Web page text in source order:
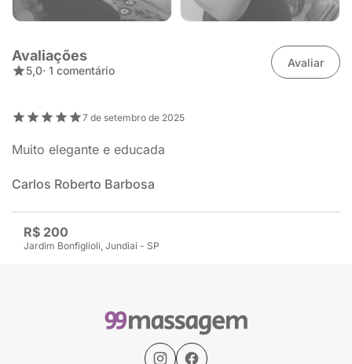
R$ 200
Jardim Bonfiglioli, Jundiaí - SP
Avaliações
5,0· 1 comentário
Avaliar
7 de setembro de 2025
Muito elegante e educada
Carlos Roberto Barbosa